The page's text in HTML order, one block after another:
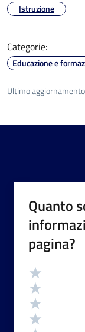
Istruzione
Categorie:
Educazione e
Ultimo
Quanto
pagina?
Valutazione